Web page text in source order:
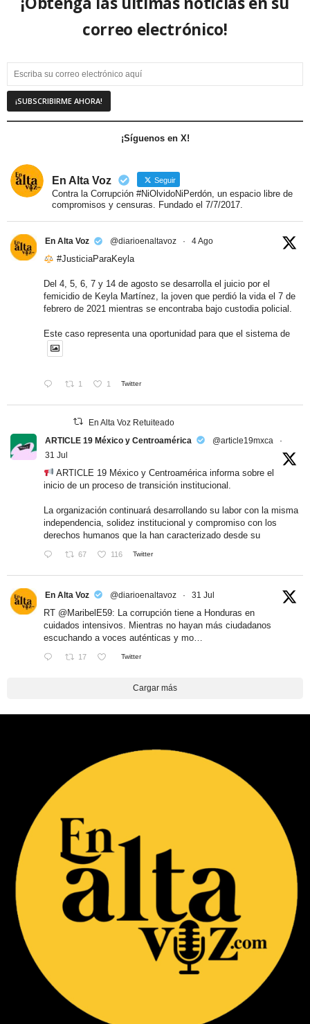
correo electrónico!
¡Síguenos en X!
En Alta Voz Seguir
Contra la Corrupción #NiOlvidoNiPerdón, un espacio libre de
compromisos y censuras. Fundado el 7/7/2017.
En Alta Voz @diarioenaltavoz · 4 Ago
#JusticiaParaKeyla
Del 4, 5, 6, 7 y 14 de agosto se desarrolla el juicio por el
femicidio de Keyla Martínez, la joven que perdió la vida el 7 de
febrero de 2021 mientras se encontraba bajo custodia policial.
Este caso representa una oportunidad para que el sistema de
1 1 Twitter
En Alta Voz Retuiteado
ARTICLE 19 México y Centroamérica
@article19mxca
·
31 Jul
ARTICLE 19 México y Centroamérica informa sobre el
inicio de un proceso de transición institucional.
La organización continuará desarrollando su labor con la misma
independencia, solidez institucional y compromiso con los
derechos humanos que la han caracterizado desde su
67 116 Twitter
En Alta Voz @diarioenaltavoz · 31 Jul
RT @MaribelE59: La corrupción tiene a Honduras en
cuidados intensivos. Mientras no hayan más ciudadanos
escuchando a voces auténticas y mo…
17 Twitter
Cargar más